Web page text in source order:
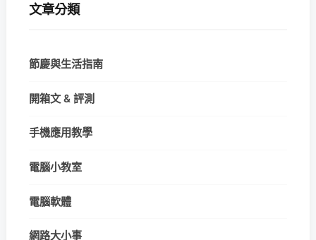
文章分類
節慶與生活指南
開箱文 & 評測
手機應用教學
電腦小教室
電腦軟體
網路大小事